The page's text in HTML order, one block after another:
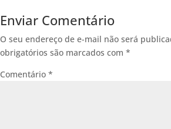
Enviar Comentário
O seu endereço de e-mail não será
obrigatórios são marcados com *
Comentário *